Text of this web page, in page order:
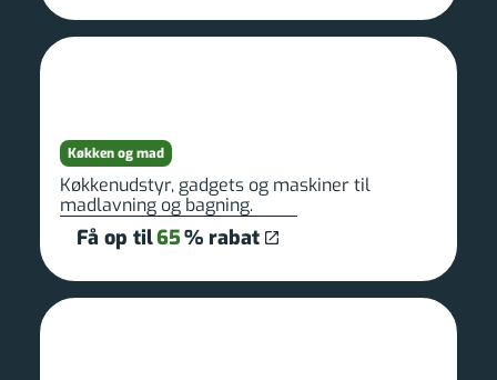
Køkken og mad
Køkkenudstyr, gadgets og maskiner til
madlavning og bagning.
Få op til65% rabat